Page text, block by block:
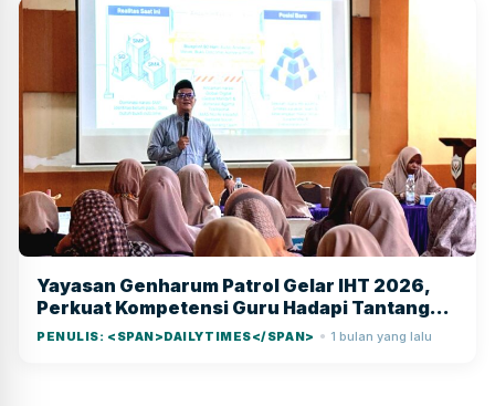
Yayasan Genharum Patrol Gelar IHT 2026,
Perkuat Kompetensi Guru Hadapi Tantangan
Pendidikan
PENULIS: <SPAN>DAILYTIMES</SPAN> ● 1 bulan yang lalu